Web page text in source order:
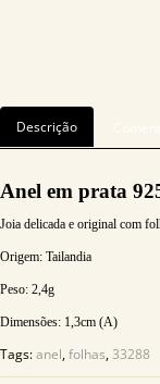
Descrição
Anel em prata
Joia delicada e original com
Origem: Tailandia
Peso: 2,4g
Dimensões: 1,3cm (A)
Tags:anel,folhas,33288